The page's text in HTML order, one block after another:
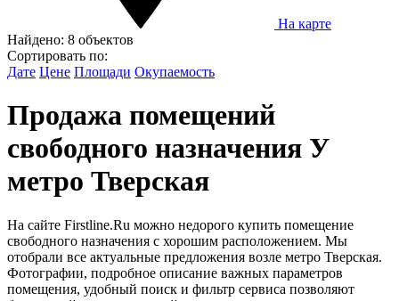
На карте
Найдено: 8 объектов
Сортировать по:
Дате Цене Площади Окупаемость
Продажа помещений
свободного назначения У
метро Тверская
На сайте Firstline.Ru можно недорого купить помещение
свободного назначения с хорошим расположением. Мы
отобрали все актуальные предложения возле метро Тверская.
Фотографии, подробное описание важных параметров
помещения, удобный поиск и фильтр сервиса позволяют